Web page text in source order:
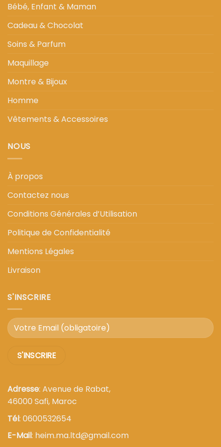
Bébé, Enfant & Maman
Cadeau & Chocolat
Soins & Parfum
Maquillage
Montre & Bijoux
Homme
Vêtements & Accessoires
NOUS
À propos
Contactez nous
Conditions Générales d’Utilisation
Politique de Confidentialité
Mentions Légales
Livraison
S'INSCRIRE
Adresse: Avenue de Rabat,
46000 Safi, Maroc
Tél: 0600532654
E-Mail: heim.ma.ltd@gmail.com